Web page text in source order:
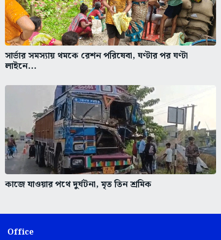
সার্ভার সমস্যায় থমকে রেশন পরিষেবা, ঘণ্টার পর ঘণ্টা
লাইনে...
কাজে যাওয়ার পথে দুর্ঘটনা, মৃত তিন শ্রমিক
Office